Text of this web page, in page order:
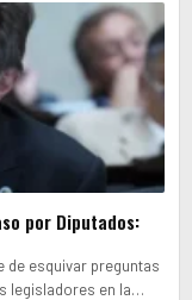
por Diputados:
de esquivar preguntas
legisladores en la…